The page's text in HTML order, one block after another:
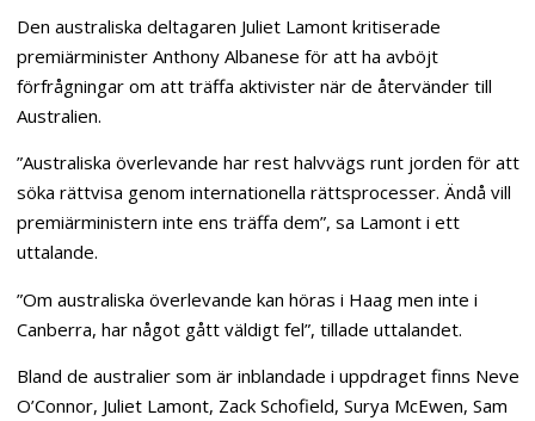
Den australiska deltagaren Juliet Lamont kritiserade
premiärminister Anthony Albanese för att ha avböjt
förfrågningar om att träffa aktivister när de återvänder till
Australien.
”Australiska överlevande har rest halvvägs runt jorden för att
söka rättvisa genom internationella rättsprocesser. Ändå vill
premiärministern inte ens träffa dem”, sa Lamont i ett
uttalande.
”Om australiska överlevande kan höras i Haag men inte i
Canberra, har något gått väldigt fel”, tillade uttalandet.
Bland de australier som är inblandade i uppdraget finns Neve
O’Connor, Juliet Lamont, Zack Schofield, Surya McEwen, Sam